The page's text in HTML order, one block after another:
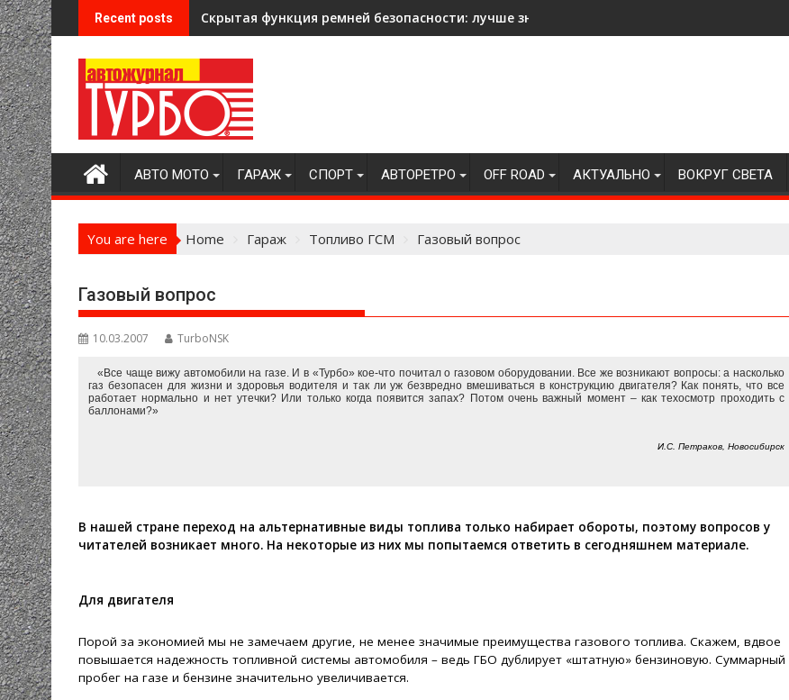
Skip
to
content
Recent posts Скрытая функция ремней безопасности: лучше знать на всякий случай!
АВТО МОТО ГАРАЖ СПОРТ АВТОРЕТРО OFF ROAD АКТУАЛЬНО ВОКРУГ СВЕТА
You are here Home Гараж Топливо ГСМ Газовый вопрос
Газовый вопрос
10.03.2007 TurboNSK
«Все чаще вижу автомобили на газе. И в «Турбо» кое-что почитал о газовом оборудовании. Все же возникают вопросы: а насколько
газ безопасен для жизни и здоровья водителя и так ли уж безвредно вмешиваться в конструкцию двигателя? Как понять, что все
работает нормально и нет утечки? Или только когда появится запах? Потом очень важный момент – как техосмотр проходить с
баллонами?»
И.С. Петраков, Новосибирск
В нашей стране переход на альтернативные виды топлива только набирает обороты, поэтому вопросов у
читателей возникает много. На некоторые из них мы попытаемся ответить в сегодняшнем материале.
Для двигателя
Порой за экономией мы не замечаем другие, не менее значимые преимущества газового топлива. Скажем, вдвое
повышается надежность топливной системы автомобиля – ведь ГБО дублирует «штатную» бензиновую. Суммарный
пробег на газе и бензине значительно увеличивается.